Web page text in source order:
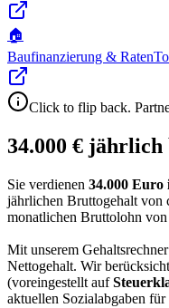
🏠
Baufinanzierung & Raten
Click to flip back.
34.000 €
Sie verdienen 34.000 Euro
jährlichen Bruttogehalt von
monatlichen Bruttolohn von
Mit unserem
Nettogehalt. Wir
(voreingestellt auf
aktuellen Sozialabgaben für